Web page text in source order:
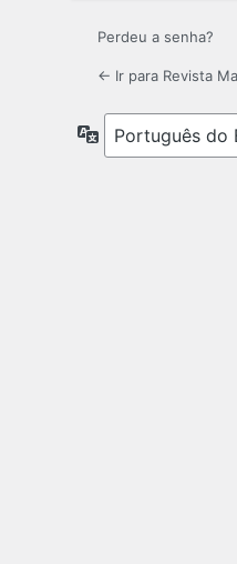
Perdeu a senha?
← Ir para Revista
Idioma